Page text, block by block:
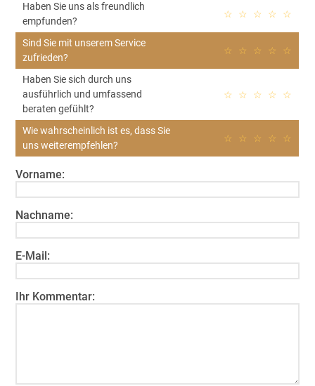
Haben Sie uns als freundlich
empfunden?
☆
☆
☆
☆
☆
Sind Sie mit unserem Service
zufrieden?
☆
☆
☆
☆
☆
Haben Sie sich durch uns
ausführlich und umfassend
beraten gefühlt?
☆
☆
☆
☆
☆
Wie wahrscheinlich ist es, dass Sie
uns weiterempfehlen?
☆
☆
☆
☆
☆
Vorname:
Nachname:
E-Mail:
Ihr Kommentar: